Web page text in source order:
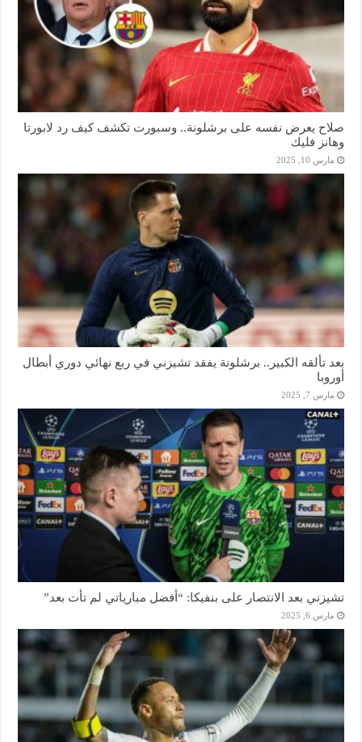
صلاح يعرض نفسه على برشلونة.. وسبورت تكشف كيف رد لابورتا
وهانز فليك
مارس 10, 2025
بعد تألقه الكبير.. برشلونة يفقد تشيزني في ربع نهائي دوري أبطال
أوروبا
مارس 7, 2025
تشيزني بعد الانتصار على بنفيكا: “أفضل مبارياتي لم تأت بعد”
مارس 6, 2025